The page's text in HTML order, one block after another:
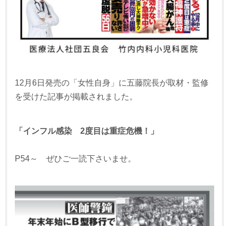
12月6日発売の「女性自身」に五藤院長が取材・監修
を受けた記事が掲載されました。
「インフル感染 2度目は重症危機！」
P54～ ぜひご一読下さいませ。